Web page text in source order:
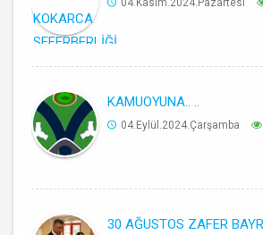
KAMUOYUNA.. ..
04.Eylül.2024.Çarşamba
30 AĞUSTOS ZAFER